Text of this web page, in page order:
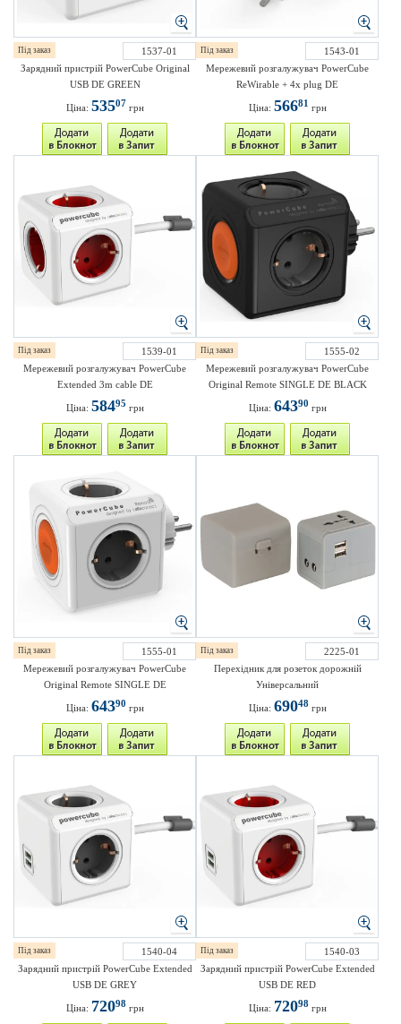
Під заказ
1537-01
Зарядний пристрій PowerCube Original
USB DE GREEN
Ціна: 53507 грн
Під заказ
1543-01
Мережевий розгалужувач PowerCube
ReWirable + 4x plug DE
Ціна: 56681 грн
Під заказ
1539-01
Мережевий розгалужувач PowerCube
Extended 3m cable DE
Ціна: 58495 грн
Під заказ
1555-02
Мережевий розгалужувач PowerCube
Original Remote SINGLE DE BLACK
Ціна: 64390 грн
Під заказ
1555-01
Мережевий розгалужувач PowerCube
Original Remote SINGLE DE
Ціна: 64390 грн
Під заказ
2225-01
Перехідник для розеток дорожній
Універсальний
Ціна: 69048грн
Під заказ
1540-04
Зарядний пристрій PowerCube Extended
USB DE GREY
Ціна: 72098грн
Під заказ
1540-03
Зарядний пристрій PowerCube Extended
USB DE RED
Ціна: 72098грн